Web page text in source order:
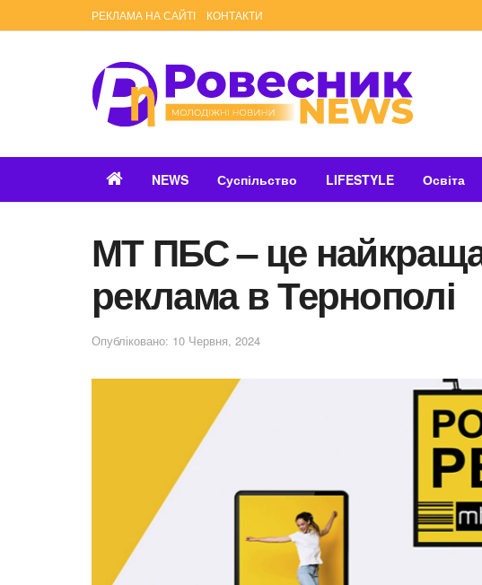
РЕКЛАМА НА САЙТІ КОНТАКТИ
NEWS Суспільство LIFESTYLE Освіта
МТ ПБС – це
реклама в Тернополі
Опубліковано: 10 Червня, 2024